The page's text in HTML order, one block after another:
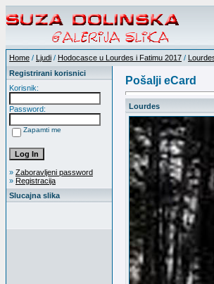
Home / Ljudi / Hodocasce u Lourdes i Fatimu 2017 /
Registrirani korisnici
Korisnik:
Password:
Zapamti me
» Zaboravljeni password
» Registracija
Slucajna slika
Pošalji eCard
Lourdes